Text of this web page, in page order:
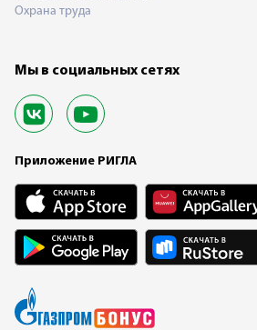
Охрана труда
Мы в социальных сетях
Приложение РИГЛА